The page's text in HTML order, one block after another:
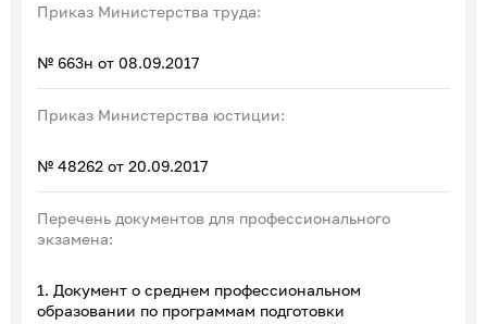
Приказ Министерства труда:
№ 663н от 08.09.2017
Приказ Министерства юстиции:
№ 48262 от 20.09.2017
Перечень документов для профессионального
экзамена:
1. Документ о среднем профессиональном
образовании по программам подготовки